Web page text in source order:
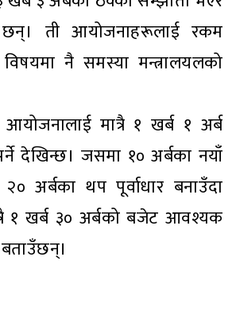
ती आयोजनाहरूलाई रकम
नै समस्या मन्त्रालयलको
मात्रै १ खर्ब १ अर्ब
देखिन्छ। जसमा १० अर्बका नयाँ
अर्बका थप पूर्वाधार बनाउँदा
१ खर्ब ३० अर्बको बजेट आवश्यक